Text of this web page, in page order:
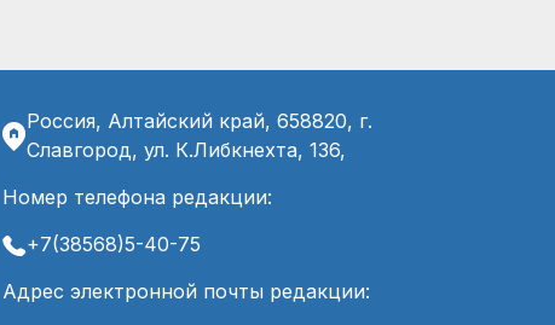
Россия, Алтайский край, 658820, г.
Славгород, ул. К.Либкнехта, 136,
Номер телефона редакции:
+7(38568)5-40-75
Адрес электронной почты редакции: